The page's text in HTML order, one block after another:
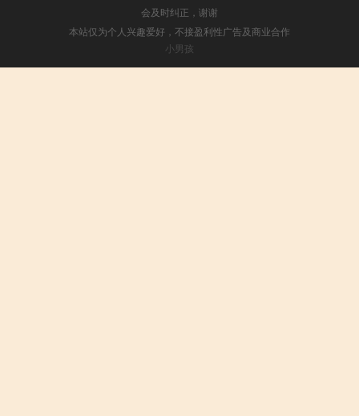
会及时纠正，谢谢
本站仅为个人兴趣爱好，不接盈利性广告及商业合作
小男孩